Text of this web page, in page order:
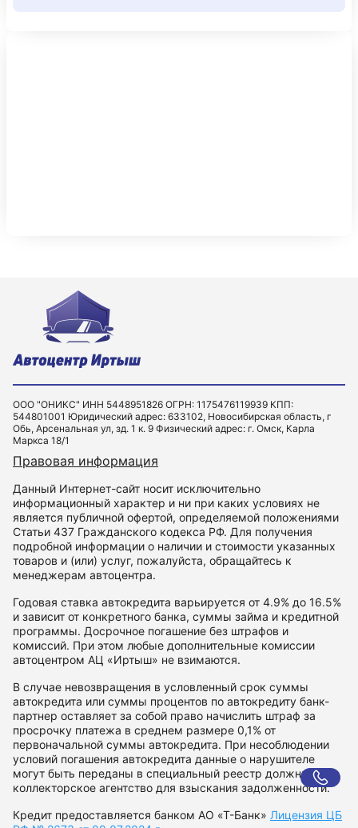
ООО "ОНИКС" ИНН 5448951826 ОГРН: 1175476119939 КПП:
544801001 Юридический адрес: 633102, Новосибирская область, г
Обь, Арсенальная ул, зд. 1 к. 9 Физический адрес: г. Омск, Карла
Маркса 18/1
Правовая информация
Данный Интернет-сайт носит исключительно
информационный характер и ни при каких условиях не
является публичной офертой, определяемой положениями
Статьи 437 Гражданского кодекса РФ. Для получения
подробной информации о наличии и стоимости указанных
товаров и (или) услуг, пожалуйста, обращайтесь к
менеджерам автоцентра.
Годовая ставка автокредита варьируется от 4.9% до 16.5%
и зависит от конкретного банка, суммы займа и кредитной
программы. Досрочное погашение без штрафов и
комиссий. При этом любые дополнительные комиссии
автоцентром АЦ «Иртыш» не взимаются.
В случае невозвращения в условленный срок суммы
автокредита или суммы процентов по автокредиту банк-
партнер оставляет за собой право начислить штраф за
просрочку платежа в среднем размере 0,1% от
первоначальной суммы автокредита. При несоблюдении
условий погашения автокредита данные о нарушителе
могут быть переданы в специальный реестр должников и
коллекторское агентство для взыскания задолженности.
Кредит предоставляется банком АО «Т-Банк» Лицензия ЦБ